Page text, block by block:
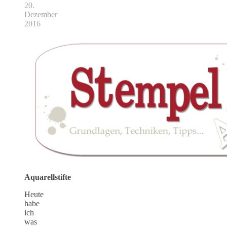
20.
Dezember
2016
Aquarellstifte
Heute
habe
ich
was